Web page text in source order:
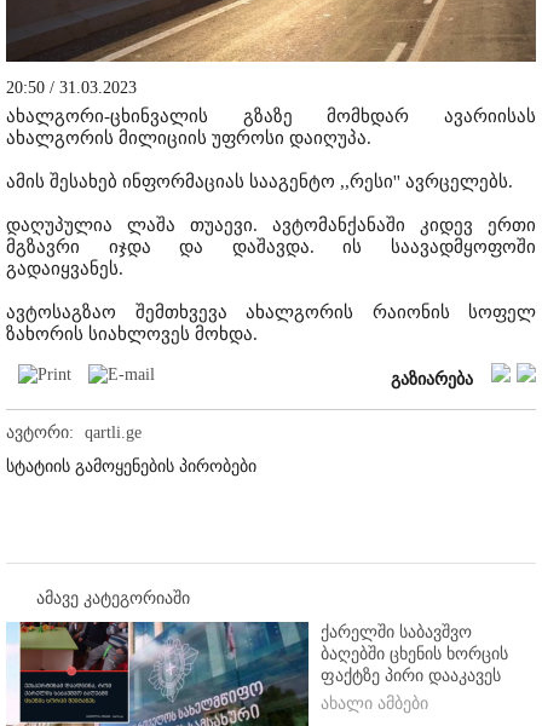
20:50 / 31.03.2023
ახალგორი-ცხინვალის გზაზე მომხდარ ავარიისას
ახალგორის მილიციის უფროსი დაიღუპა.
ამის შესახებ ინფორმაციას სააგენტო ,,რესი'' ავრცელებს.
დაღუპულია ლაშა თუაევი. ავტომანქანაში კიდევ ერთი
მგზავრი იჯდა და დაშავდა. ის საავადმყოფოში
გადაიყვანეს.
ავტოსაგზაო შემთხვევა ახალგორის რაიონის სოფელ
ზახორის სიახლოვეს მოხდა.
გაზიარება
ავტორი:
qartli.ge
სტატიის გამოყენების პირობები
ამავე კატეგორიაში
ქარელში საბავშვო
ბაღებში ცხენის ხორცის
ფაქტზე პირი დააკავეს
ახალი ამბები